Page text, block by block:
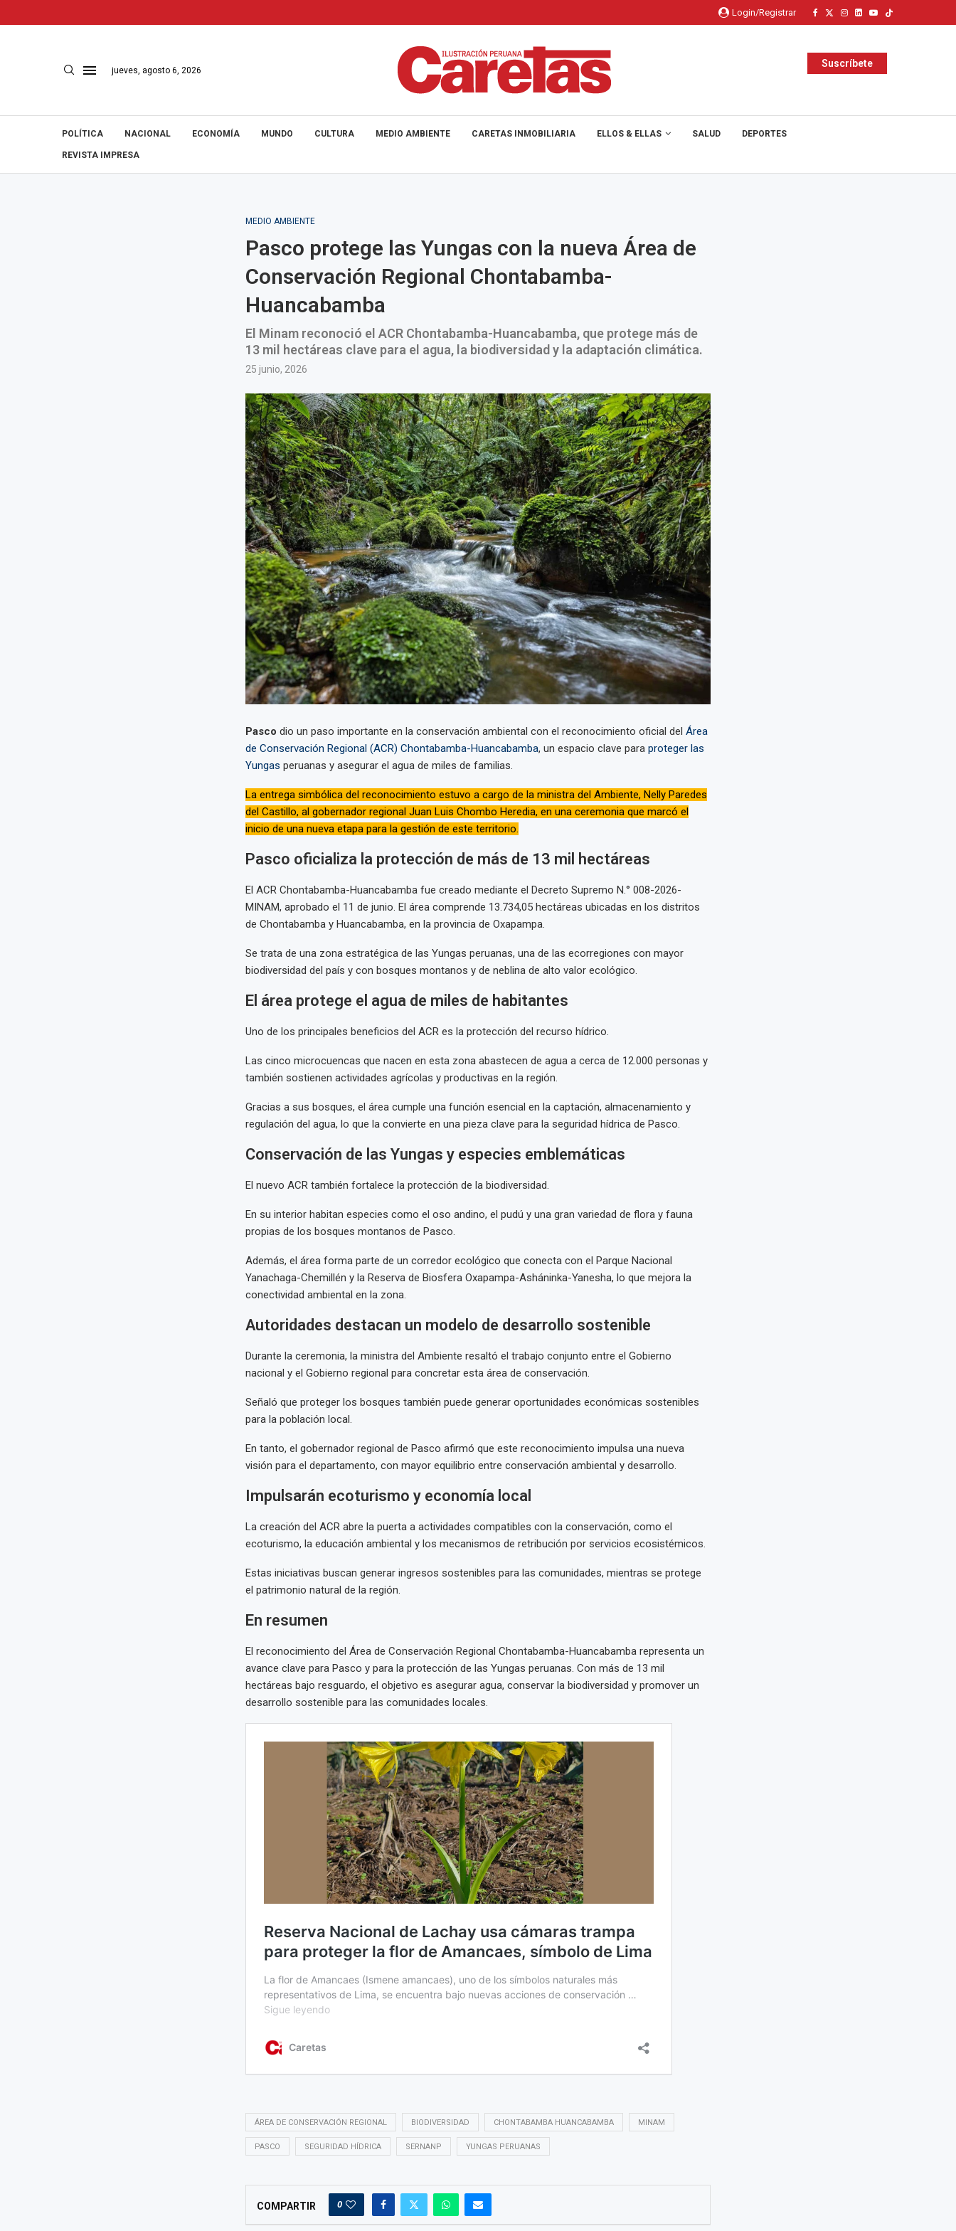
Login/Registrar
jueves, agosto 6, 2026
Suscríbete
POLÍTICA NACIONAL ECONOMÍA MUNDO CULTURA MEDIO AMBIENTE CARETAS INMOBILIARIA ELLOS & ELLAS SALUD DEPORTES
REVISTA IMPRESA
MEDIO AMBIENTE
Pasco protege las Yungas con la nueva Área de
Conservación Regional Chontabamba-
Huancabamba
El Minam reconoció el ACR Chontabamba-Huancabamba, que protege más de
13 mil hectáreas clave para el agua, la biodiversidad y la adaptación climática.
25 junio, 2026
Pasco dio un paso importante en la conservación ambiental con el reconocimiento oficial del Área
de Conservación Regional (ACR) Chontabamba-Huancabamba, un espacio clave para proteger las
Yungas peruanas y asegurar el agua de miles de familias.
La entrega simbólica del reconocimiento estuvo a cargo de la ministra del Ambiente, Nelly Paredes
del Castillo, al gobernador regional Juan Luis Chombo Heredia, en una ceremonia que marcó el
inicio de una nueva etapa para la gestión de este territorio.
Pasco oficializa la protección de más de 13 mil hectáreas
El ACR Chontabamba-Huancabamba fue creado mediante el Decreto Supremo N.° 008-2026-
MINAM, aprobado el 11 de junio. El área comprende 13.734,05 hectáreas ubicadas en los distritos
de Chontabamba y Huancabamba, en la provincia de Oxapampa.
Se trata de una zona estratégica de las Yungas peruanas, una de las ecorregiones con mayor
biodiversidad del país y con bosques montanos y de neblina de alto valor ecológico.
El área protege el agua de miles de habitantes
Uno de los principales beneficios del ACR es la protección del recurso hídrico.
Las cinco microcuencas que nacen en esta zona abastecen de agua a cerca de 12.000 personas y
también sostienen actividades agrícolas y productivas en la región.
Gracias a sus bosques, el área cumple una función esencial en la captación, almacenamiento y
regulación del agua, lo que la convierte en una pieza clave para la seguridad hídrica de Pasco.
Conservación de las Yungas y especies emblemáticas
El nuevo ACR también fortalece la protección de la biodiversidad.
En su interior habitan especies como el oso andino, el pudú y una gran variedad de flora y fauna
propias de los bosques montanos de Pasco.
Además, el área forma parte de un corredor ecológico que conecta con el Parque Nacional
Yanachaga-Chemillén y la Reserva de Biosfera Oxapampa-Asháninka-Yanesha, lo que mejora la
conectividad ambiental en la zona.
Autoridades destacan un modelo de desarrollo sostenible
Durante la ceremonia, la ministra del Ambiente resaltó el trabajo conjunto entre el Gobierno
nacional y el Gobierno regional para concretar esta área de conservación.
Señaló que proteger los bosques también puede generar oportunidades económicas sostenibles
para la población local.
En tanto, el gobernador regional de Pasco afirmó que este reconocimiento impulsa una nueva
visión para el departamento, con mayor equilibrio entre conservación ambiental y desarrollo.
Impulsarán ecoturismo y economía local
La creación del ACR abre la puerta a actividades compatibles con la conservación, como el
ecoturismo, la educación ambiental y los mecanismos de retribución por servicios ecosistémicos.
Estas iniciativas buscan generar ingresos sostenibles para las comunidades, mientras se protege
el patrimonio natural de la región.
En resumen
El reconocimiento del Área de Conservación Regional Chontabamba-Huancabamba representa un
avance clave para Pasco y para la protección de las Yungas peruanas. Con más de 13 mil
hectáreas bajo resguardo, el objetivo es asegurar agua, conservar la biodiversidad y promover un
desarrollo sostenible para las comunidades locales.
ÁREA DE CONSERVACIÓN REGIONAL BIODIVERSIDAD CHONTABAMBA HUANCABAMBA MINAM
PASCO SEGURIDAD HÍDRICA SERNANP YUNGAS PERUANAS
COMPARTIR 0